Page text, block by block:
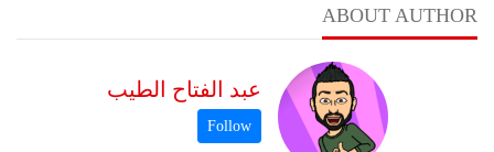
ABOUT AUTHOR
عبد الفتاح الطيب